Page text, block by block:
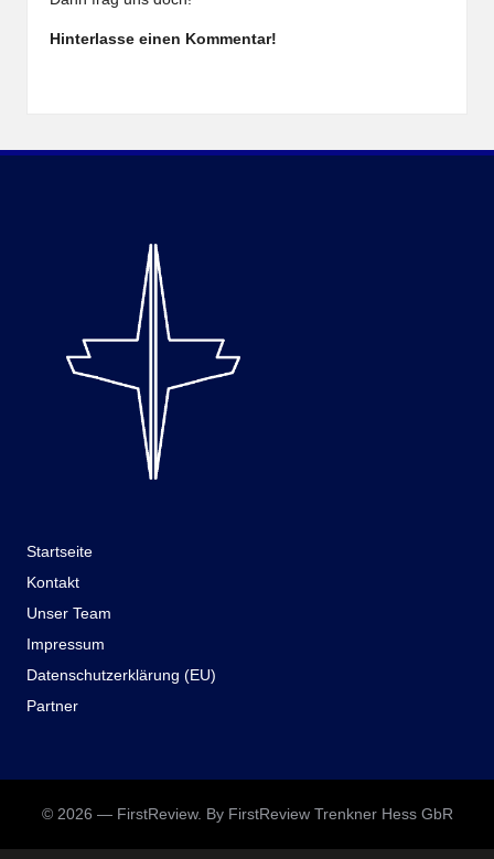
Hinterlasse einen Kommentar!
Startseite
Kontakt
Unser Team
Impressum
Datenschutzerklärung (EU)
Partner
© 2026 — FirstReview. By FirstReview Trenkner Hess GbR